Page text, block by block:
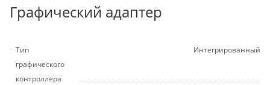
Графический адаптер
Тип
графического
контроллера
Интегрированный